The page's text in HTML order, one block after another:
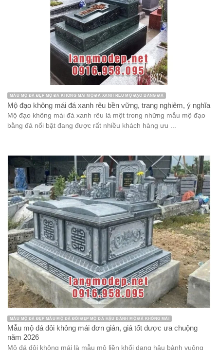
MẪU MỘ ĐÁ ĐẸP MỘ ĐÁ KHÔNG MÁI MỘ ĐÁ XANH RÊU MỘ ĐẠO BẰNG ĐÁ
Mộ đạo không mái đá xanh rêu bền vững, trang nghiêm, ý nghĩa
Mộ đạo không mái đá xanh rêu là một trong những mẫu mộ đạo
bằng đá nổi bật đang được rất nhiều khách hàng ưu ...
MẪU MỘ ĐÁ ĐẸP MẪU MỘ ĐÁ ĐÔI ĐẸP MỘ ĐÁ HẬU BÀNH MỘ ĐÁ KHÔNG MÁI
Mẫu mộ đá đôi không mái đơn giản, giá tốt được ưa chuộng
năm 2026
Mộ đá đôi không mái là mẫu mộ liền khối dạng hậu bành vuông